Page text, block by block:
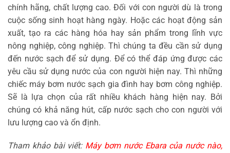
chính hãng, chất lượng cao. Đối với con người dù là trong
cuộc sống sinh hoạt hàng ngày. Hoặc các hoạt động sản
xuất, tạo ra các hàng hóa hay sản phẩm trong lĩnh vực
nông nghiệp, công nghiệp. Thì chúng ta đều cần sử dụng
đến nước sạch để sử dụng. Để có thể đáp ứng được các
yêu cầu sử dụng nước của con người hiện nay. Thì những
chiếc máy bơm nước sạch gia đình hay bơm công nghiệp.
Sẽ là lựa chọn của rất nhiều khách hàng hiện nay. Bởi
chúng có khả năng hút, cấp nước sạch cho con người với
lưu lượng cao và ổn định.
Tham khảo bài viết: Máy bơm nước Ebara của nước nào,